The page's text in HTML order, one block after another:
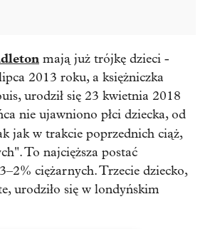
mają już trójkę dzieci -
2013 roku, a księżniczka
urodził się 23 kwietnia 2018
nie ujawniono płci dziecka, od
jak w trakcie poprzednich ciąż,
To najcięższa postać
ciężarnych. Trzecie dziecko,
urodziło się w londyńskim